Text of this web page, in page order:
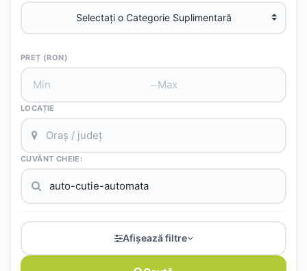
PREȚ (RON)
–
LOCAȚIE
CUVÂNT CHEIE:
Afișează filtre